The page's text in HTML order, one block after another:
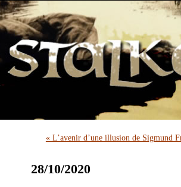
« L’avenir d’une illusion de Sigmund
28/10/2020